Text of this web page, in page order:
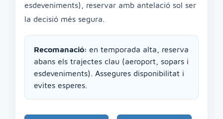
esdeveniments), reservar amb antelació sol ser
la decisió més segura.
Recomanació: en temporada alta, reserva
abans els trajectes clau (aeroport, sopars i
esdeveniments). Assegures disponibilitat i
evites esperes.